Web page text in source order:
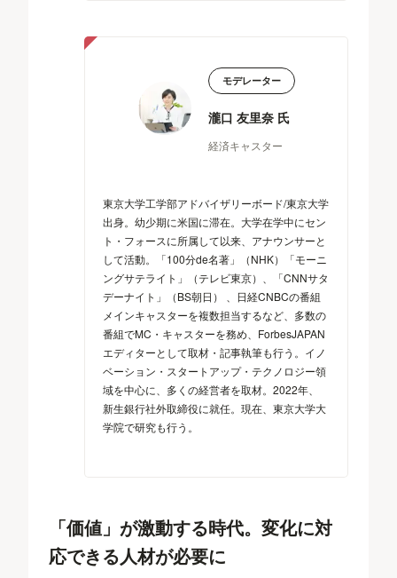
モデレーター
瀧口 友里奈 氏
経済キャスター
東京大学工学部アドバイザリーボード/東京大学
出身。幼少期に米国に滞在。大学在学中にセン
ト・フォースに所属して以来、アナウンサーと
して活動。「100分de名著」（NHK）「モーニ
ングサテライト」（テレビ東京）、「CNNサタ
デーナイト」（BS朝日） 、日経CNBCの番組
メインキャスターを複数担当するなど、多数の
番組でMC・キャスターを務め、ForbesJAPAN
エディターとして取材・記事執筆も行う。イノ
ベーション・スタートアップ・テクノロジー領
域を中心に、多くの経営者を取材。2022年、
新生銀行社外取締役に就任。現在、東京大学大
学院で研究も行う。
「価値」が激動する時代。変化に対
応できる人材が必要に